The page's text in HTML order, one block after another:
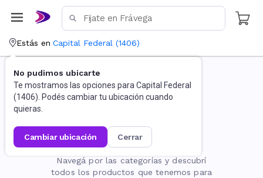
Estás en Capital Federal (1406)
No pudimos ubicarte
Te mostramos las opciones para Capital Federal
(1406). Podés cambiar tu ubicación cuando
quieras.
cambiar ubicación cerrar
La página no existe
Navegá por las categorías y descubrí
todos los productos que tenemos para